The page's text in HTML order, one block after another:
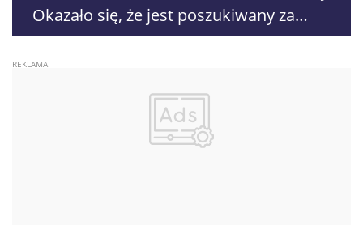
Okazało się, że jest poszukiwany za
rozbój